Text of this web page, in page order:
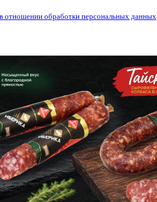
отношении обработки персональных данных